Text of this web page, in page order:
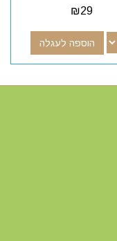
₪29
הוספה לעגלה